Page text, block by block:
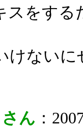
スをする
けない
ん ：